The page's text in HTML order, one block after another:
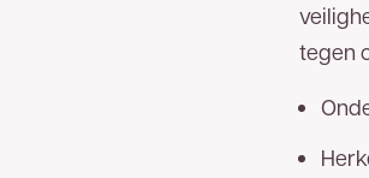
tegen